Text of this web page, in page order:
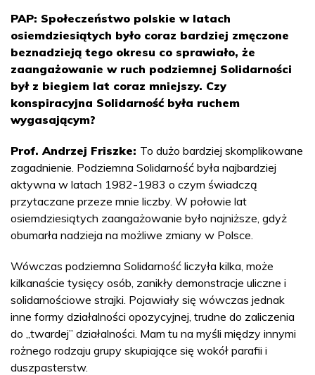
PAP: Społeczeństwo polskie w latach
osiemdziesiątych było coraz bardziej zmęczone
beznadzieją tego okresu co sprawiało, że
zaangażowanie w ruch podziemnej Solidarności
był z biegiem lat coraz mniejszy. Czy
konspiracyjna Solidarność była ruchem
wygasającym?
Prof. Andrzej Friszke: To dużo bardziej skomplikowane
zagadnienie. Podziemna Solidarność była najbardziej
aktywna w latach 1982-1983 o czym świadczą
przytaczane przeze mnie liczby. W połowie lat
osiemdziesiątych zaangażowanie było najniższe, gdyż
obumarła nadzieja na możliwe zmiany w Polsce.
Wówczas podziemna Solidarność liczyła kilka, może
kilkanaście tysięcy osób, zanikły demonstracje uliczne i
solidarnościowe strajki. Pojawiały się wówczas jednak
inne formy działalności opozycyjnej, trudne do zaliczenia
do „twardej” działalności. Mam tu na myśli między innymi
rożnego rodzaju grupy skupiające się wokół parafii i
duszpasterstw.